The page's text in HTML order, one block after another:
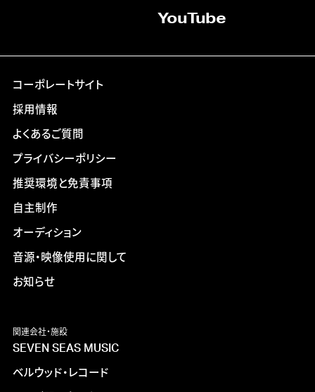
YouTube
コーポレートサイト
採用情報
よくあるご質問
プライバシーポリシー
推奨環境と免責事項
自主制作
オーディション
音源・映像使用に関して
お知らせ
関連会社・施設
SEVEN SEAS MUSIC
ベルウッド・レコード